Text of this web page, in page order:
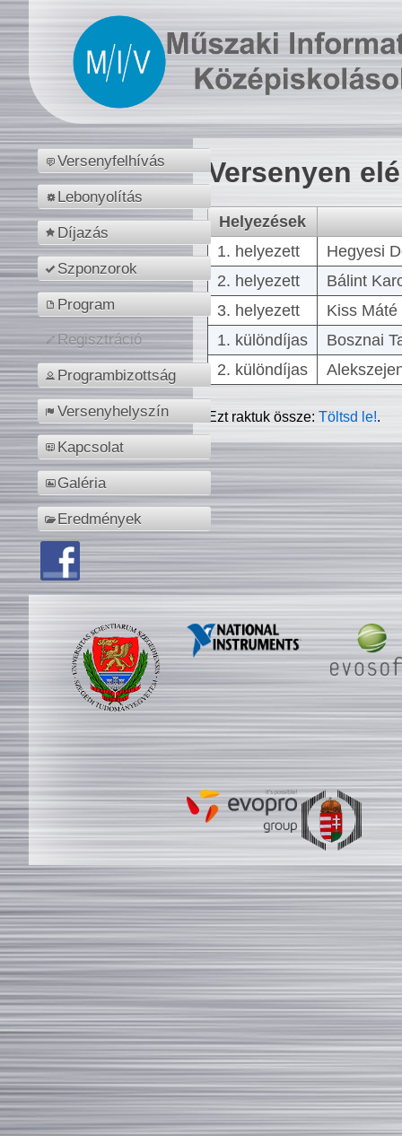
Versenyfelhívás
Lebonyolítás
Díjazás
Szponzorok
Program
Regisztráció
Programbizottság
Versenyhelyszín
Kapcsolat
Galéria
Eredmények
Versenyen
Helyezések
1. helyezett
Hegyesi
2. helyezett
Bálint
3. helyezett
Kiss
1. különdíjas
Bosznai
2. különdíjas
Ezt raktuk össze:Töltsd le!.